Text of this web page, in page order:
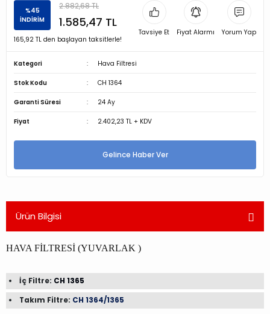
%45
İNDİRİM
2.882,68 TL
1.585,47 TL
165,92 TL den başlayan taksitlerle!
Tavsiye Et Fiyat Alarmı Yorum Yap
Kategori Hava Filtresi
Stok Kodu CH 1364
Garanti Süresi 24 Ay
Fiyat 2.402,23 TL + KDV
Gelince Haber Ver
Ürün Bilgisi
HAVA FİLTRESİ (YUVARLAK )
İç Filtre: CH 1365
Takım Filtre: CH 1364/1365